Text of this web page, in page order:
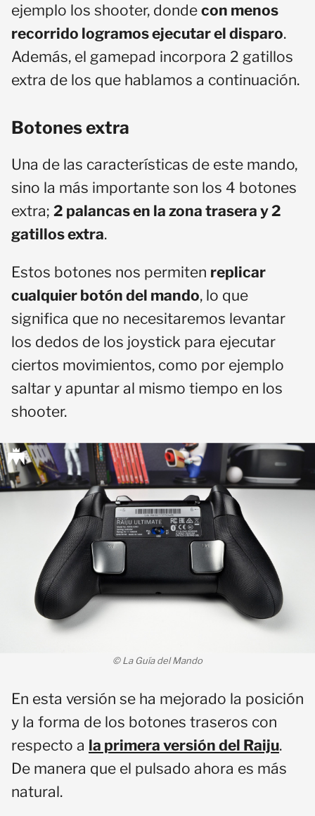
ejemplo los shooter, donde con menos
recorrido logramos ejecutar el disparo.
Además, el gamepad incorpora 2 gatillos
extra de los que hablamos a continuación.
Botones extra
Una de las características de este mando,
sino la más importante son los 4 botones
extra; 2 palancas en la zona trasera y 2
gatillos extra.
Estos botones nos permiten replicar
cualquier botón del mando, lo que
significa que no necesitaremos levantar
los dedos de los joystick para ejecutar
ciertos movimientos, como por ejemplo
saltar y apuntar al mismo tiempo en los
shooter.
© La Guía del Mando
En esta versión se ha mejorado la posición
y la forma de los botones traseros con
respecto a la primera versión del Raiju.
De manera que el pulsado ahora es más
natural.